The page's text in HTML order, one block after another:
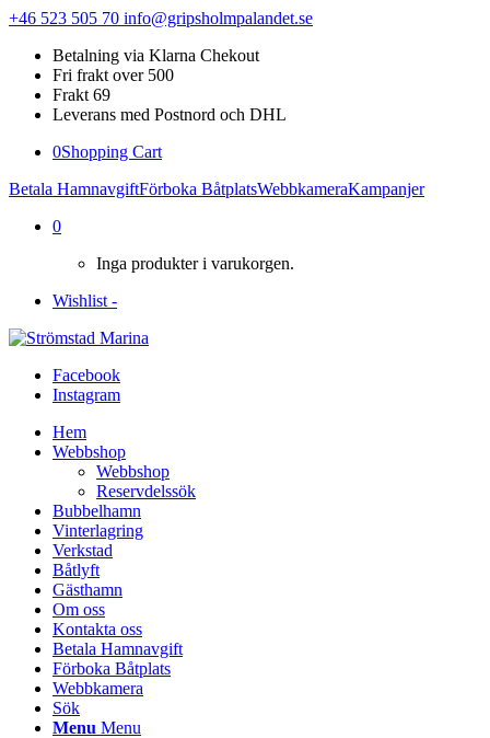
+46 523 505 70 info@gripsholmpalandet.se
Betalning via Klarna Chekout
Fri frakt over 500
Frakt 69
Leverans med Postnord och DHL
0Shopping Cart
Betala HamnavgiftFörboka BåtplatsWebbkameraKampanjer
0
Inga produkter i varukorgen.
Wishlist -
Facebook
Instagram
Hem
Webbshop
Webbshop
Reservdelssök
Bubbelhamn
Vinterlagring
Verkstad
Båtlyft
Gästhamn
Om oss
Kontakta oss
Betala Hamnavgift
Förboka Båtplats
Webbkamera
Sök
Menu Menu